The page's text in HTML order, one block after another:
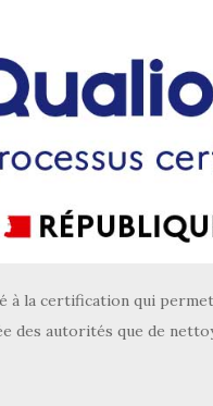
à la certification qui
des autorités que de